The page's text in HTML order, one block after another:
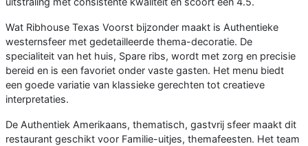
Wat Ribhouse Texas Voorst bijzonder maakt is Authentieke
westernsfeer met gedetailleerde thema-decoratie. De
specialiteit van het huis, Spare ribs, wordt met zorg en precisie
bereid en is een favoriet onder vaste gasten. Het menu biedt
een goede variatie van klassieke gerechten tot creatieve
interpretaties.
De Authentiek Amerikaans, thematisch, gastvrij sfeer maakt dit
restaurant geschikt voor Familie-uitjes, themafeesten. Het team